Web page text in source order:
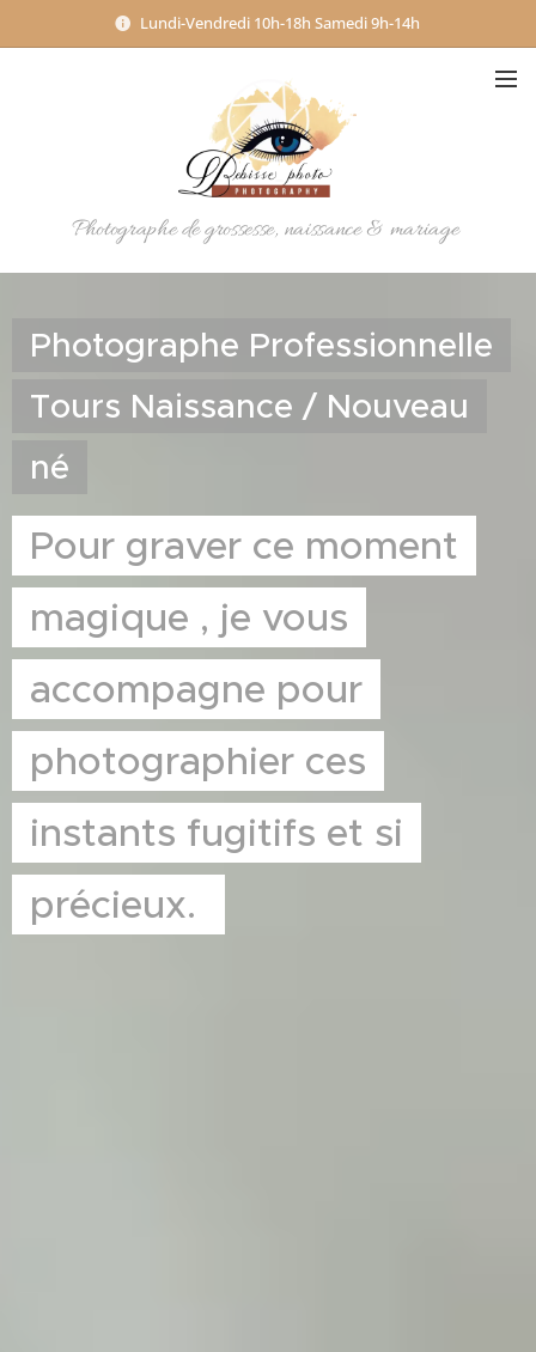
Lundi-Vendredi 10h-18h Samedi 9h-14h
Photographe de grossesse, naissance & mariage
Photographe Professionnelle
Tours Naissance / Nouveau
né
Pour graver ce moment
magique , je vous
accompagne pour
photographier ces
instants fugitifs et si
précieux.